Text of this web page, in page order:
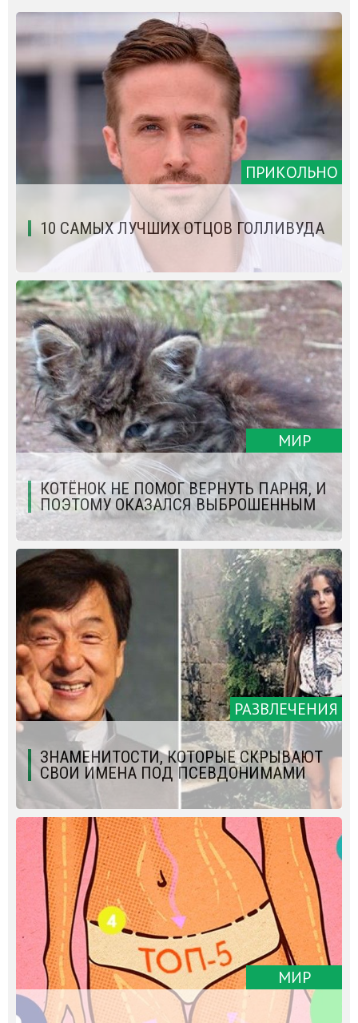
ПРИКОЛЬНО
10 САМЫХ ЛУЧШИХ ОТЦОВ ГОЛЛИВУДА
МИР
КОТЁНОК НЕ ПОМОГ ВЕРНУТЬ ПАРНЯ, И
ПОЭТОМУ ОКАЗАЛСЯ ВЫБРОШЕННЫМ
РАЗВЛЕЧЕНИЯ
ЗНАМЕНИТОСТИ, КОТОРЫЕ СКРЫВАЮТ
СВОИ ИМЕНА ПОД ПСЕВДОНИМАМИ
МИР